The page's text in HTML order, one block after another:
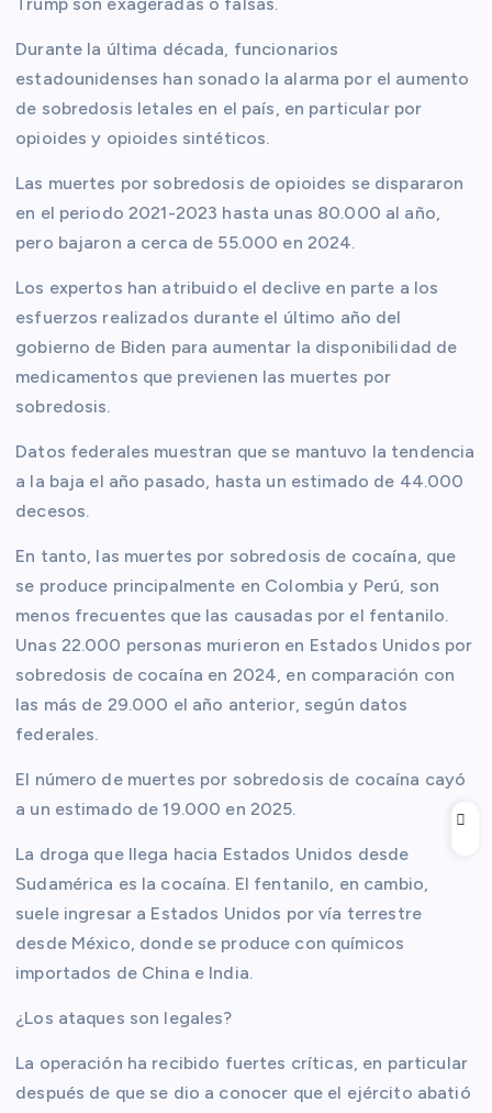
Durante la última década, funcionarios
estadounidenses han sonado la alarma por el aumento
de sobredosis letales en el país, en particular por
opioides y opioides sintéticos.
Las muertes por sobredosis de opioides se dispararon
en el periodo 2021-2023 hasta unas 80.000 al año,
pero bajaron a cerca de 55.000 en 2024.
Los expertos han atribuido el declive en parte a los
esfuerzos realizados durante el último año del
gobierno de Biden para aumentar la disponibilidad de
medicamentos que previenen las muertes por
sobredosis.
Datos federales muestran que se mantuvo la tendencia
a la baja el año pasado, hasta un estimado de 44.000
decesos.
En tanto, las muertes por sobredosis de cocaína, que
se produce principalmente en Colombia y Perú, son
menos frecuentes que las causadas por el fentanilo.
Unas 22.000 personas murieron en Estados Unidos por
sobredosis de cocaína en 2024, en comparación con
las más de 29.000 el año anterior, según datos
federales.
El número de muertes por sobredosis de cocaína cayó
a un estimado de 19.000 en 2025.
La droga que llega hacia Estados Unidos desde
Sudamérica es la cocaína. El fentanilo, en cambio,
suele ingresar a Estados Unidos por vía terrestre
desde México, donde se produce con químicos
importados de China e India.
¿Los ataques son legales?
La operación ha recibido fuertes críticas, en particular
después de que se dio a conocer que el ejército abatió